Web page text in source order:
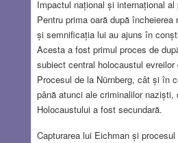
Impactul național și internațional
Pentru prima oară după încheierea
și semnificația lui au ajuns în
Acesta a fost primul proces de
subiect central holocaustul
Procesul de la Nürnberg, cât și în
până atunci ale criminalilor naziști,
Holocaustului a fost secundară.
Capturarea lui Eichman și